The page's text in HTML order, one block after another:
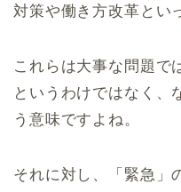
対策や働き方改革とい
これらは大事な問題で
というわけではなく、
う意味ですよね。
それに対し、「緊急」